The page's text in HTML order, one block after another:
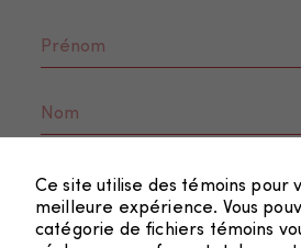
Ce site utilise des témoins pour
meilleure expérience. Vous
catégorie de fichiers témoins